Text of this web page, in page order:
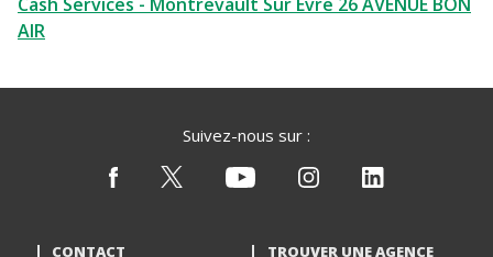
AIR
Suivez-nous sur :
CONTACT TROUVER UNE AGENCE